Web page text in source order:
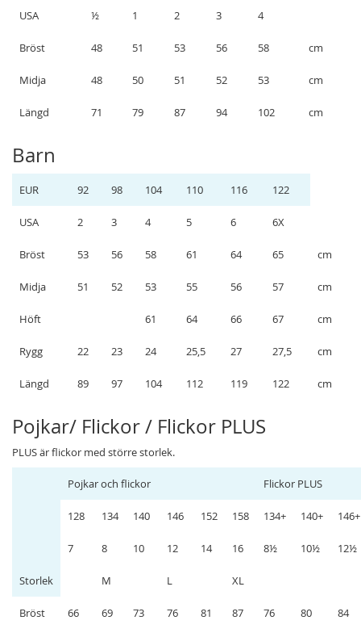
USA ½ 1 2 3 4
Bröst 48 51 53 56 58 cm
Midja 48 50 51 52 53 cm
Längd 71 79 87 94 102 cm
Barn
EUR 92 98 104 110 116 122
USA 2 3 4 5 6 6X
Bröst 53 56 58 61 64 65 cm
Midja 51 52 53 55 56 57 cm
Höft 61 64 66 67 cm
Rygg 22 23 24 25,5 27 27,5 cm
Längd 89 97 104 112 119 122 cm
Pojkar/ Flickor / Flickor PLUS
PLUS är flickor med större storlek.
Storlek
Pojkar och flickor Flickor PLUS
128 134 140 146 152 158 134+ 140+ 146+
7 8 10 12 14 16 8½ 10½ 12½
M L XL
Bröst 66 69 73 76 81 87 76 80 84